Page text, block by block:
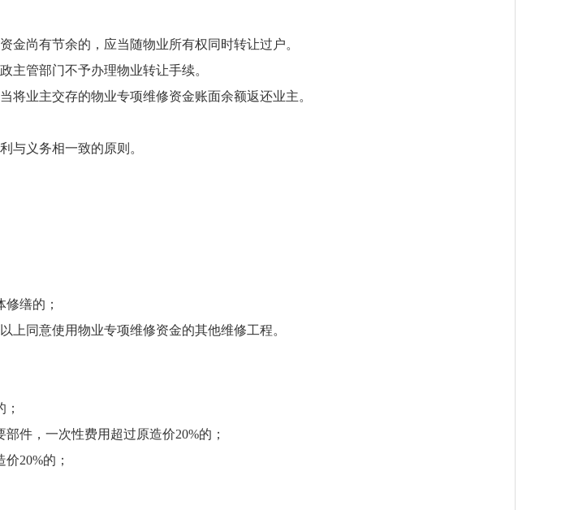
尚有节余的，应当随物业所有权同时转让过户。
主管部门不予办理物业转让手续。
业主交存的物业专项维修资金账面余额返还业主。
与义务相一致的原则。
缮的；
上同意使用物业专项维修资金的其他维修工程。
件，一次性费用超过原造价20%的；
20%的；